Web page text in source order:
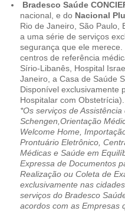
Bradesco Saúde
nacional, e do Nacional
Rio de Janeiro, São Paulo,
a uma série de serviços
segurança que ele
centros de referência
Sírio-Libanês, Hospital
Janeiro, a Casa de Saúde
Disponível exclusivamente
Hospitalar com Obstetrícia).
*Os serviços de
Schengen,Orientação
Welcome Home,
Prontuário Eletrônico,
Médicas e Saúde em
Expressa de Documentos
Realização ou Coleta de
exclusivamente nas
serviços do Bradesco
acordos com as Empresas